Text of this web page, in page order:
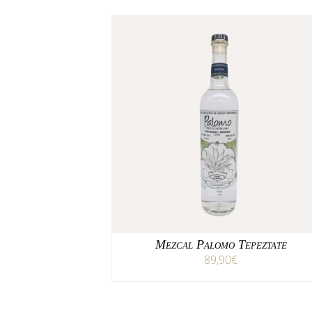
AÑADIR AL CARRITO
Mezcal Palomo Tepeztate
89,90€